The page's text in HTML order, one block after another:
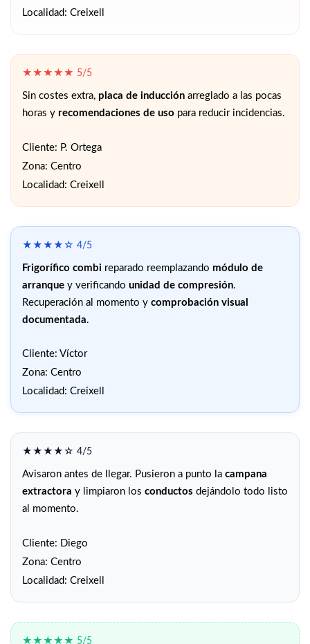
Localidad: Creixell
★★★★★ 5/5
Sin costes extra, placa de inducción arreglado a las pocas
horas y recomendaciones de uso para reducir incidencias.
Cliente: P. Ortega
Zona: Centro
Localidad: Creixell
★★★★☆ 4/5
Frigorífico combi reparado reemplazando módulo de
arranque y verificando unidad de compresión.
Recuperación al momento y comprobación visual
documentada.
Cliente: Víctor
Zona: Centro
Localidad: Creixell
★★★★☆ 4/5
Avisaron antes de llegar. Pusieron a punto la campana
extractora y limpiaron los conductos dejándolo todo listo
al momento.
Cliente: Diego
Zona: Centro
Localidad: Creixell
★★★★★ 5/5